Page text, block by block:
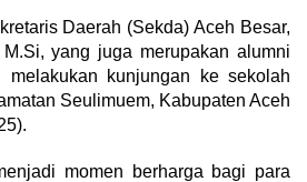
Daerah (Sekda) Aceh Besar,
yang juga merupakan alumni
melakukan kunjungan ke sekolah
Seulimuem, Kabupaten Aceh
momen berharga bagi para